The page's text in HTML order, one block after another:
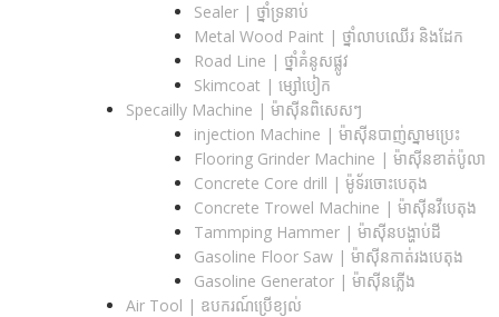
Sealer | ថ្នាំទ្រនាប់
Metal Wood Paint | ថ្នាំលាបឈើរ និងដែក
Road Line | ថ្នាំគំនូសផ្លូវ
Skimcoat | ម្សៅបៀក
Specailly Machine | ម៉ាស៊ីនពិសេសៗ
injection Machine | ម៉ាស៊ីនបាញ់ស្នាមប្រេះ
Flooring Grinder Machine | ម៉ាស៊ីនខាត់ប៉ូលា
Concrete Core drill | ម៉ូទ័រចោះបេតុង
Concrete Trowel Machine | ម៉ាស៊ីនវីបេតុង
Tammping Hammer | ម៉ាស៊ីនបង្ហាប់ដី
Gasoline Floor Saw | ម៉ាស៊ីនកាត់រងបេតុង
Gasoline Generator | ម៉ាស៊ីនភ្លើង
Air Tool | ឧបករណ៍ប្រើខ្យល់